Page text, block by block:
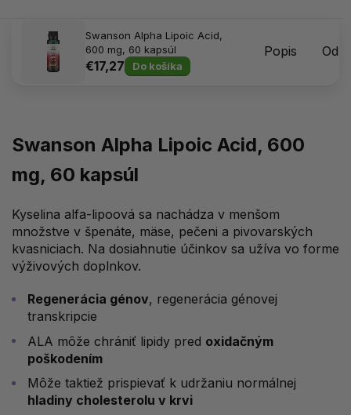
Swanson Alpha Lipoic Acid,
600 mg, 60 kapsúl
€17,27 Do košíka
Popis
Swanson Alpha Lipoic Acid, 600
mg, 60 kapsúl
Kyselina alfa-lipoová sa nachádza v menšom
množstve v špenáte, mäse, pečeni a pivovarských
kvasniciach. Na dosiahnutie účinkov sa užíva vo forme
výživových doplnkov.
Regenerácia génov, regenerácia génovej
transkripcie
ALA môže chrániť lipidy pred oxidačným
poškodením
Môže taktiež prispievať k udržaniu normálnej
hladiny cholesterolu v krvi